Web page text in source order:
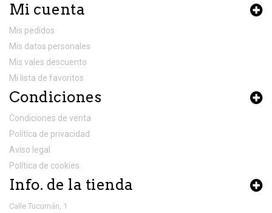
Mi cuenta
Mis pedidos
Mis datos personales
Mis vales descuento
Mi lista de favoritos
Condiciones
Condiciones de venta
Política de privacidad
Aviso legal
Política de cookies
Info. de la tienda
Calle Tucumán, 1